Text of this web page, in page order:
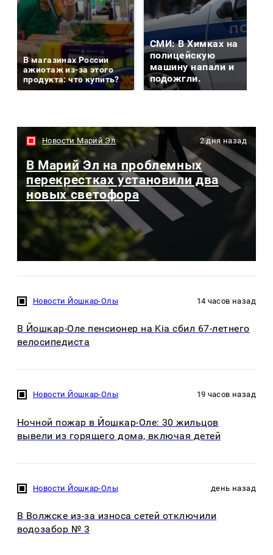
В магазинах России
ажиотаж из-за этого
продукта: что купить?
СМИ: В Химках на
полицейскую
машину напали и
подожгли.
Новости Марий Эл 2 дня назад
В Марий Эл на проблемных
перекрестках установили два
новых светофора
Новости Йошкар-Олы 14 часов назад
В Йошкар-Оле пенсионер на Kia сбил 67-летнего
велосипедиста
Новости Йошкар-Олы 19 часов назад
Ночной пожар в Йошкар-Оле: 30 жильцов
вывели из горящего дома, включая детей
Новости Йошкар-Олы день назад
В Волжске из-за износа сетей отключили
водозабор № 3